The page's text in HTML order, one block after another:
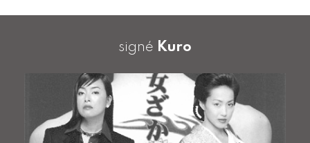
signé Kuro